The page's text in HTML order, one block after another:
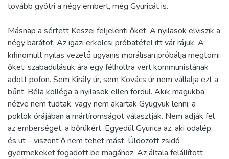
tovább gyötri a négy embert, még Gyuricát is.
Másnap a sértett Keszei feljelenti őket. A nyilasok elviszik a
négy barátot. Az igazi erkölcsi próbatétel itt vár rájuk. A
kifinomult nyilas vezető ugyanis morálisan próbálja megtörni
őket: szabadulásuk ára egy félholtra vert kommunistának
adott pofon. Sem Király úr, sem Kovács úr nem vállalja ezt a
bűnt. Béla kolléga a nyilasok ellen fordul. Akik magukba
nézve nem tudtak, vagy nem akartak Gyugyuk lenni, a
poklok órájában a mártíromságot választják. Nem adják fel
az emberséget, a bőrükért. Egyedül Gyurica az, aki odalép,
és üt – viszont ő nem tehet mást. Üldözött zsidó
gyermekeket fogadott be magához. Az általa felállított